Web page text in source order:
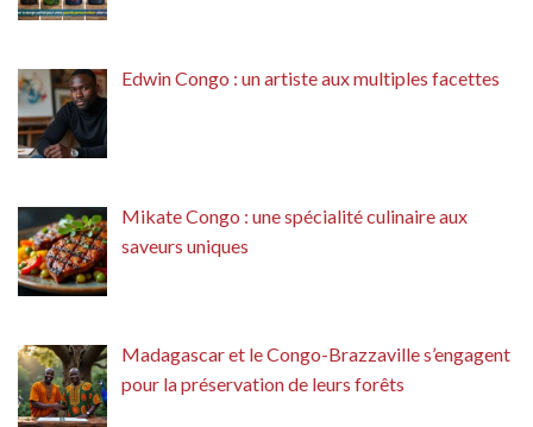
Edwin Congo : un artiste aux multiples facettes
Mikate Congo : une spécialité culinaire aux
saveurs uniques
Madagascar et le Congo-Brazzaville s’engagent
pour la préservation de leurs forêts